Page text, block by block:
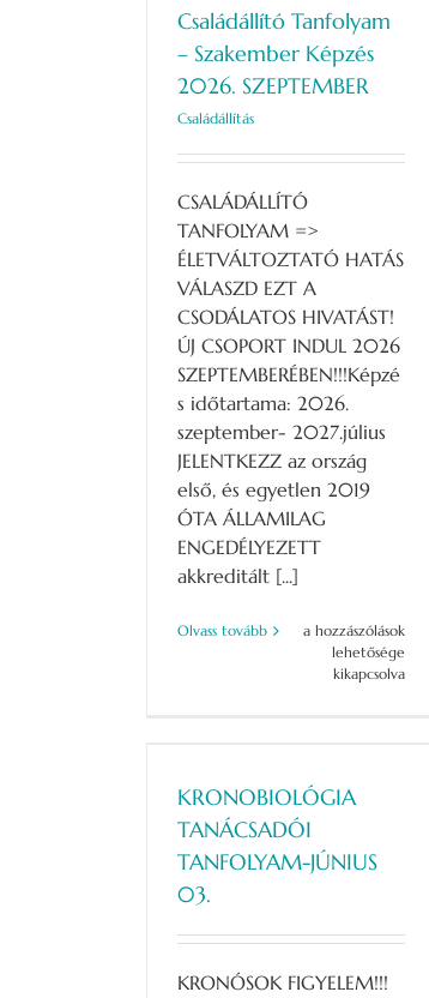
Családállító Tanfolyam
– Szakember Képzés
2026. SZEPTEMBER
Családállítás
CSALÁDÁLLÍTÓ
TANFOLYAM =>
ÉLETVÁLTOZTATÓ HATÁS
VÁLASZD EZT A
CSODÁLATOS HIVATÁST!
ÚJ CSOPORT INDUL 2026
SZEPTEMBERÉBEN!!!Képzé
s időtartama: 2026.
szeptember- 2027.július
JELENTKEZZ az ország
első, és egyetlen 2019
ÓTA ÁLLAMILAG
ENGEDÉLYEZETT
akkreditált [...]
Olvass tovább
Családállító
Tanfolyam
bejegyzéshez
a hozzászólások
lehetősége
kikapcsolva
KRONOBIOLÓGIA
TANÁCSADÓI
TANFOLYAM-JÚNIUS
03.
KRONÓSOK FIGYELEM!!!
KRONOBIOLÓGIA
TANFOLYAM – Önismeret –
megértés legyen! – ÁPRILIS
17-18-19